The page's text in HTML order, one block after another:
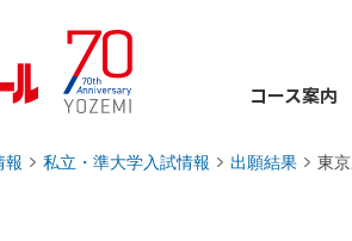
コース案内
報 私立・準大学入試情報 出願結果 東